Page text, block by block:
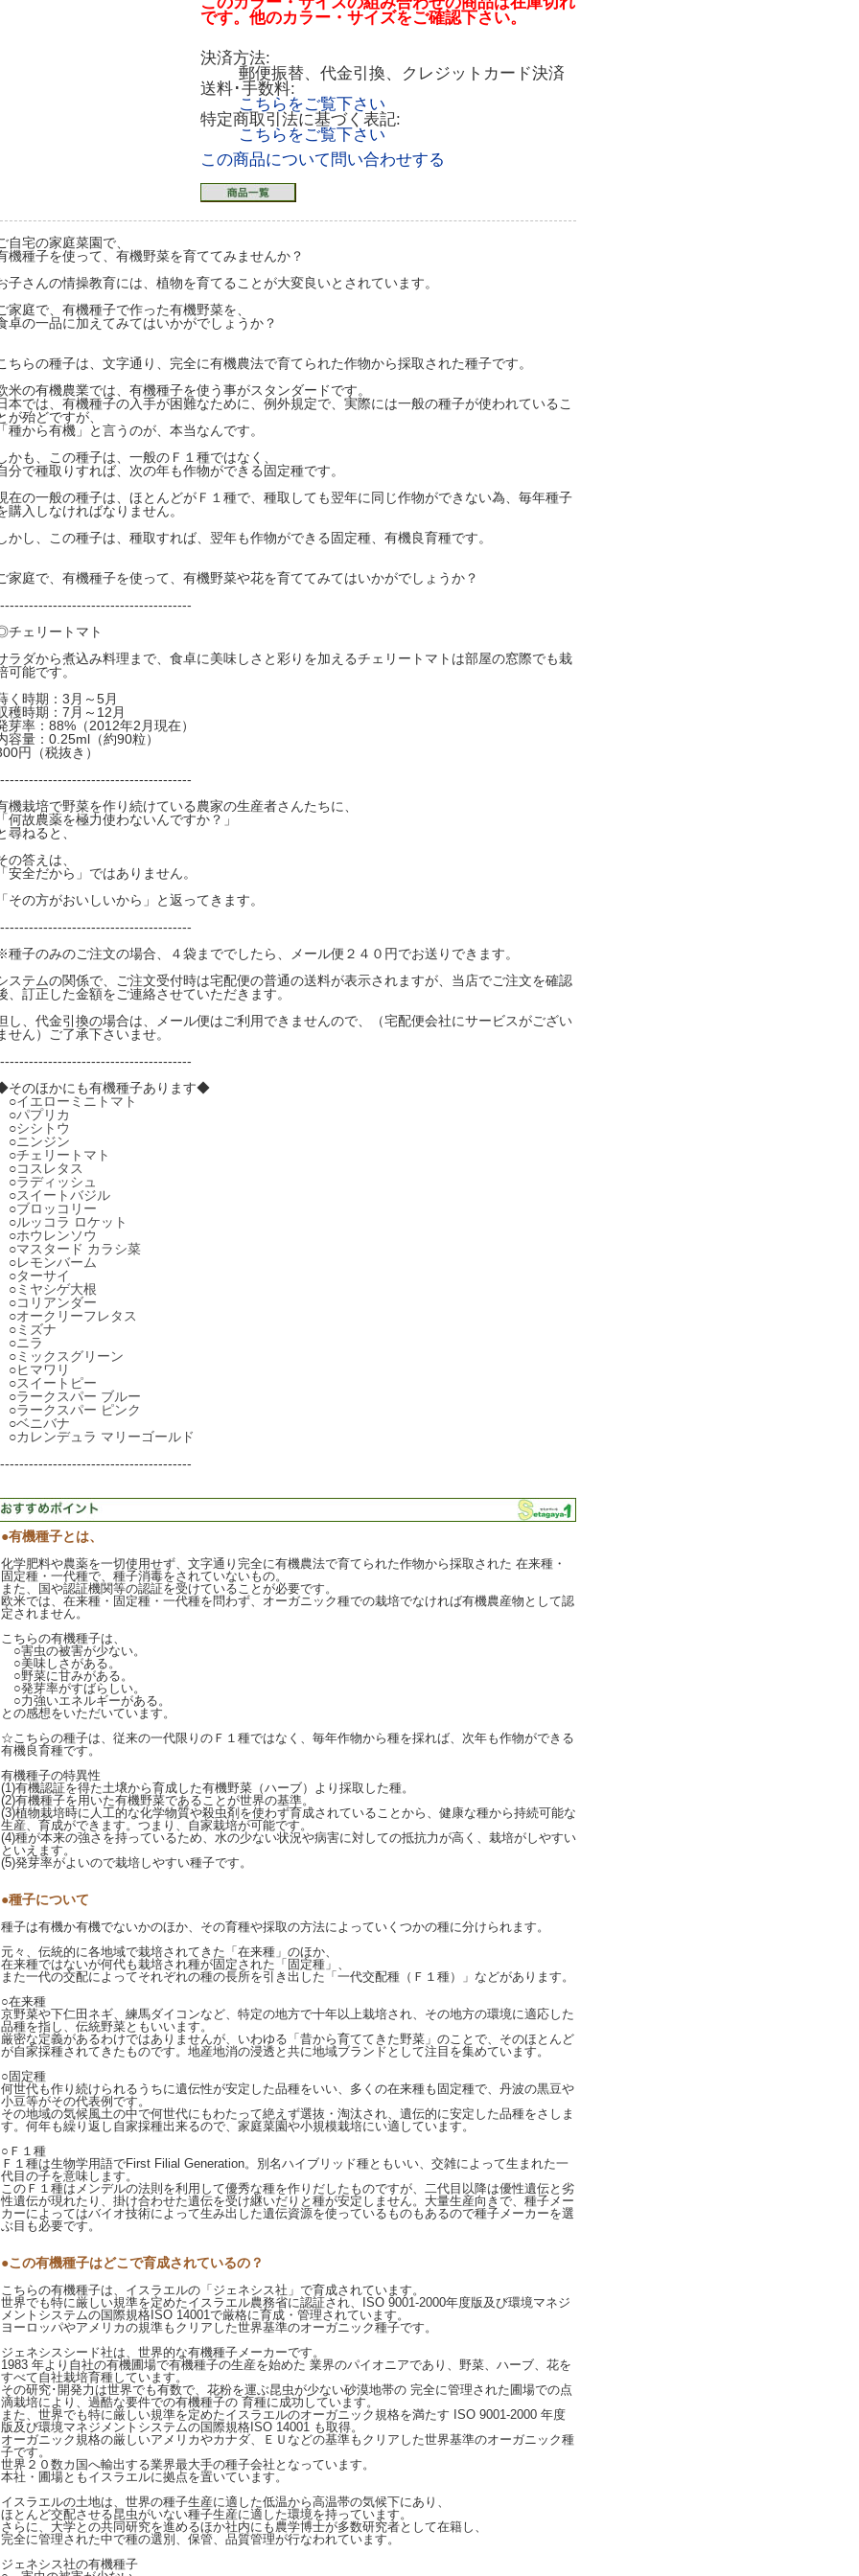
です。他のカラー・サイズをご確認下さい。
決済方法:
郵便振替、代金引換、クレジットカード決済
送料･手数料:
こちらをご覧下さい
特定商取引法に基づく表記:
こちらをご覧下さい
この商品について問い合わせする
自宅の家庭菜園で、
機種子を使って、有機野菜を育ててみませんか？
子さんの情操教育には、植物を育てることが大変良いとされています。
家庭で、有機種子で作った有機野菜を、
卓の一品に加えてみてはいかがでしょうか？
ちらの種子は、文字通り、完全に有機農法で育てられた作物から採取された種子です。
米の有機農業では、有機種子を使う事がスタンダードです。
本では、有機種子の入手が困難なために、例外規定で、実際には一般の種子が使われているこ
が殆どですが、
種から有機」と言うのが、本当なんです。
かも、この種子は、一般のＦ１種ではなく、
分で種取りすれば、次の年も作物ができる固定種です。
在の一般の種子は、ほとんどがＦ１種で、種取しても翌年に同じ作物ができない為、毎年種子
購入しなければなりません。
かし、この種子は、種取すれば、翌年も作物ができる固定種、有機良育種です。
家庭で、有機種子を使って、有機野菜や花を育ててみてはいかがでしょうか？
チェリートマト
ラダから煮込み料理まで、食卓に美味しさと彩りを加えるチェリートマトは部屋の窓際でも栽
可能です。
く時期：3月～5月
穫時期：7月～12月
芽率：88%（2012年2月現在）
容量：0.25ml（約90粒）
円（税抜き）
機栽培で野菜を作り続けている農家の生産者さんたちに、
何故農薬を極力使わないんですか？」
尋ねると、
の答えは、
安全だから」ではありません。
その方がおいしいから」と返ってきます。
子のみのご注文の場合、４袋まででしたら、メール便２４０円でお送りできます。
ステムの関係で、ご注文受付時は宅配便の普通の送料が表示されますが、当店でご注文を確認
、訂正した金額をご連絡させていただきます。
し、代金引換の場合は、メール便はご利用できませんので、（宅配便会社にサービスがござい
せん）ご了承下さいませ。
そのほかにも有機種子あります◆
イエローミニトマト
パプリカ
シシトウ
ニンジン
チェリートマト
コスレタス
ラディッシュ
スイートバジル
ブロッコリー
ルッコラ ロケット
ホウレンソウ
マスタード カラシ菜
レモンバーム
ターサイ
ミヤシゲ大根
コリアンダー
オークリーフレタス
ミズナ
ニラ
ミックスグリーン
ヒマワリ
スイートピー
ラークスパー ブルー
ラークスパー ピンク
ベニバナ
カレンデュラ マリーゴールド
●有機種子とは、
化学肥料や農薬を一切使用せず、文字通り完全に有機農法で育てられた作物から採取された 在来種・
固定種・一代種で、種子消毒をされていないもの。
また、国や認証機関等の認証を受けていることが必要です。
欧米では、在来種・固定種・一代種を問わず、オーガニック種での栽培でなければ有機農産物として認
定されません。
こちらの有機種子は、
○害虫の被害が少ない。
○美味しさがある。
○野菜に甘みがある。
○発芽率がすばらしい。
○力強いエネルギーがある。
との感想をいただいています。
☆こちらの種子は、従来の一代限りのＦ１種ではなく、毎年作物から種を採れば、次年も作物ができる
有機良育種です。
有機種子の特異性
(1)有機認証を得た土壌から育成した有機野菜（ハーブ）より採取した種。
(2)有機種子を用いた有機野菜であることが世界の基準。
(3)植物栽培時に人工的な化学物質や殺虫剤を使わず育成されていることから、健康な種から持続可能な
生産、育成ができます。つまり、自家栽培が可能です。
(4)種が本来の強さを持っているため、水の少ない状況や病害に対しての抵抗力が高く、栽培がしやすい
といえます。
(5)発芽率がよいので栽培しやすい種子です。
●種子について
種子は有機か有機でないかのほか、その育種や採取の方法によっていくつかの種に分けられます。
元々、伝統的に各地域で栽培されてきた「在来種」のほか、
在来種ではないが何代も栽培され種が固定された「固定種」、
また一代の交配によってそれぞれの種の長所を引き出した「一代交配種（Ｆ１種）」などがあります。
○在来種
京野菜や下仁田ネギ、練馬ダイコンなど、特定の地方で十年以上栽培され、その地方の環境に適応した
品種を指し、伝統野菜ともいいます。
厳密な定義があるわけではありませんが、いわゆる「昔から育ててきた野菜」のことで、そのほとんど
が自家採種されてきたものです。地産地消の浸透と共に地域ブランドとして注目を集めています。
○固定種
何世代も作り続けられるうちに遺伝性が安定した品種をいい、多くの在来種も固定種で、丹波の黒豆や
小豆等がその代表例です。
その地域の気候風土の中で何世代にもわたって絶えず選抜・淘汰され、遺伝的に安定した品種をさしま
す。何年も繰り返し自家採種出来るので、家庭菜園や小規模栽培にい適しています。
○Ｆ１種
Ｆ１種は生物学用語でFirst Filial Generation。別名ハイブリッド種ともいい、交雑によって生まれた一
代目の子を意味します。
このＦ１種はメンデルの法則を利用して優秀な種を作りだしたものですが、二代目以降は優性遺伝と劣
性遺伝が現れたり、掛け合わせた遺伝を受け継いだりと種が安定しません。大量生産向きで、種子メー
カーによってはバイオ技術によって生み出した遺伝資源を使っているものもあるので種子メーカーを選
ぶ目も必要です。
●この有機種子はどこで育成されているの？
こちらの有機種子は、イスラエルの「ジェネシス社」で育成されています。
世界でも特に厳しい規準を定めたイスラエル農務省に認証され、ISO 9001-2000年度版及び環境マネジ
メントシステムの国際規格ISO 14001で厳格に育成・管理されています。
ヨーロッパやアメリカの規準もクリアした世界基準のオーガニック種子です。
ジェネシスシード社は、世界的な有機種子メーカーです。
1983 年より自社の有機圃場で有機種子の生産を始めた 業界のパイオニアであり、野菜、ハーブ、花を
すべて自社栽培育種しています。
その研究･開発力は世界でも有数で、花粉を運ぶ昆虫が少ない砂漠地帯の 完全に管理された圃場での点
滴栽培により、過酷な要件での有機種子の 育種に成功しています。
また、世界でも特に厳しい規準を定めたイスラエルのオーガニック規格を満たす ISO 9001-2000 年度
版及び環境マネジメントシステムの国際規格ISO 14001 も取得。
オーガニック規格の厳しいアメリカやカナダ、ＥＵなどの基準もクリアした世界基準のオーガニック種
子です。
世界２０数カ国へ輸出する業界最大手の種子会社となっています。
本社・圃場ともイスラエルに拠点を置いています。
イスラエルの土地は、世界の種子生産に適した低温から高温帯の気候下にあり、
ほとんど交配させる昆虫がいない種子生産に適した環境を持っています。
さらに、大学との共同研究を進めるほか社内にも農学博士が多数研究者として在籍し、
完全に管理された中で種の選別、保管、品質管理が行なわれています。
ジェネシス社の有機種子